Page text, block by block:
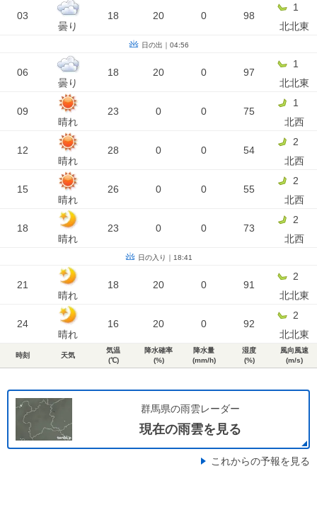
03
曇り
18 20 0 98
1
北北東
日の出｜04:56
06
曇り
18 20 0 97
1
北北東
09
晴れ
23 0 0 75
1
北西
12
晴れ
28 0 0 54
2
北西
15
晴れ
26 0 0 55
2
北西
18
晴れ
23 0 0 73
2
北西
日の入り｜18:41
21
晴れ
18 20 0 91
2
北北東
24
晴れ
16 20 0 92
2
北北東
時刻 天気
気温
(℃)
降水確率
(%)
降水量
(mm/h)
湿度
(%)
風向風速
(m/s)
群馬県の雨雲レーダー
現在の雨雲を見る
これからの予報を見る